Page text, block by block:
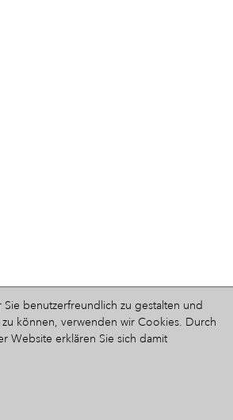
Sie benutzerfreundlich zu gestalten und
können, verwenden wir Cookies. Durch
Website erklären Sie sich damit